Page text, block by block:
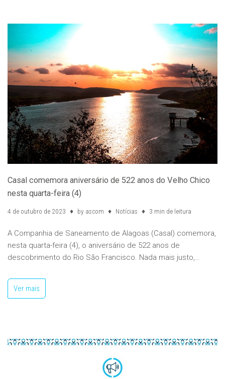
Casal comemora aniversário de 522 anos do Velho Chico
nesta quarta-feira (4)
4 de outubro de 2023 by ascom Notícias 3 min de leitura
A Companhia de Saneamento de Alagoas (Casal) comemora,
nesta quarta-feira (4), o aniversário de 522 anos de
descobrimento do Rio São Francisco. Nada mais justo,…
Ver mais